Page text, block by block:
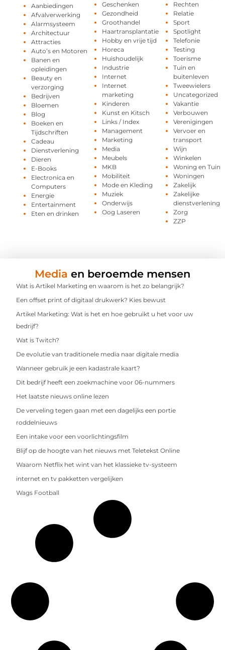
Aanbiedingen
Afvalverwerking
Alarmsysteem
Architectuur
Attracties
Auto’s en Motoren
Banen en
opleidingen
Beauty en
verzorging
Bedrijven
Bloemen
Blog
Boeken en
Tijdschriften
Cadeau
Dienstverlening
Dieren
E-Books
Electronica en
Computers
Energie
Entertainment
Eten en drinken
Geschenken
Gezondheid
Groothandel
Haartransplantatie
Hobby en vrije tijd
Horeca
Huishoudelijk
Industrie
Internet
Internet
marketing
Kinderen
Kunst en Kitsch
Links / Index
Management
Marketing
Media
Meubels
MKB
Mobiliteit
Mode en Kleding
Muziek
Onderwijs
Oog Laseren
Rechten
Relatie
Sport
Spotlight
Telefonie
Testing
Toerisme
Tuin en
buitenleven
Tweewielers
Uncategorized
Vakantie
Verbouwen
Verenigingen
Vervoer en
transport
Wijn
Winkelen
Woning en Tuin
Woningen
Zakelijk
Zakelijke
dienstverlening
Zorg
ZZP
Media en beroemde mensen
Wat is Artikel Marketing en waarom is het zo belangrijk?
Een offset print of digitaal drukwerk? Kies bewust
Artikel Marketing: Wat is het en hoe gebruikt u het voor uw
bedrijf?
Wat is Twitch?
De evolutie van traditionele media naar digitale media
Wanneer gebruik je een kadastrale kaart?
Dit bedrijf heeft een zoekmachine voor 06-nummers
Het laatste nieuws online lezen
De verveling tegen gaan met een dagelijks een portie
roddelnieuws
Een intake voor een voorlichtingsfilm
Blijf op de hoogte van het nieuws met Teletekst Online
Waarom Netflix het wint van het klassieke tv-systeem
internet en tv pakketten vergelijken
Wags Football